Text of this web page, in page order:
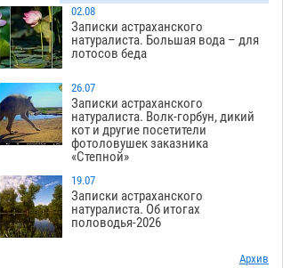
02.08
Записки астраханского
натуралиста. Большая вода – для
лотосов беда
26.07
Записки астраханского
натуралиста. Волк-горбун, дикий
кот и другие посетители
фотоловушек заказника
«Степной»
19.07
Записки астраханского
натуралиста. Об итогах
половодья-2026
Архив